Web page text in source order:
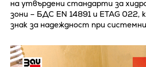
на утвърдени стандарти за
зони – БДС EN 14891 и ETAG 022,
знак за надеждност при